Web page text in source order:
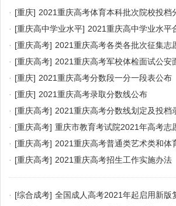
· [重庆] 2021重庆高考体育本科批次院校投档
· [重庆高中学业水平] 2021重庆高中学业水平
· [重庆高考] 2021重庆高考各类各批次征集志
· [重庆高考] 2021重庆高考军校体检面试公安
· [重庆] 2021重庆高考分数段一分一段表公布
· [重庆] 2021重庆高考录取分数线公布
· [重庆高考] 2021重庆高考分数线划定及投档
· [重庆高考] 重庆市教育考试院2021年高考志
· [重庆高考] 2021重庆高考普通类艺术类和体
· [重庆高考] 2021重庆高考招生工作实施办法
· [综合成考] 全国成人高考2021年起启用新版